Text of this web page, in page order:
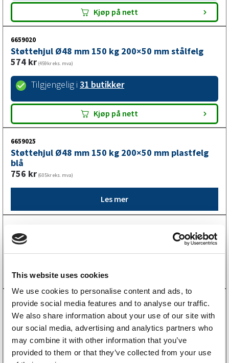
This website uses cookies
We use cookies to personalise content and ads, to
provide social media features and to analyse our traffic.
We also share information about your use of our site with
our social media, advertising and analytics partners who
may combine it with other information that you’ve
provided to them or that they’ve collected from your use
Kjøp på nett
6659020
Støttehjul Ø48 mm 150 kg 200×50 mm stålfelg
574 kr (459kr eks. mva)
Tilgjengelig i 31 butikker
Kjøp på nett
6659025
Støttehjul Ø48 mm 150 kg 200×50 mm plastfelg
blå
756 kr (605kr eks. mva)
Les mer
Støttehjul Ø48 mm 150 kg 200×50 mm plastfelg
756kr(605kr eks. mva)
Kjøp på nett
6659045
Støttehjul Ø48 mm 150 kg 220×70 mm plastfelg
svart
756kr (605kr eks. mva)
Kjøp på nett